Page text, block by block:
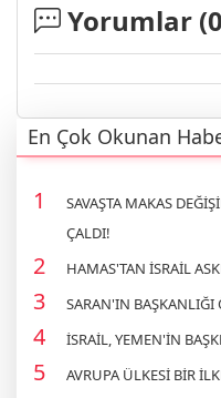
Yorumlar (0
En Çok Okunan
SAVAŞTA MAKAS
ÇALDI!
HAMAS'TAN İSRAİL
SARAN'IN BAŞKANLIĞI
İSRAİL, YEMEN'İN
AVRUPA ÜLKESİ BİR